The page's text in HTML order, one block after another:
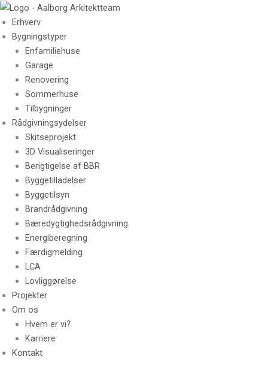
Skip
to
content
Erhverv
Bygningstyper
Enfamiliehuse
Garage
Renovering
Sommerhuse
Tilbygninger
Rådgivningsydelser
Skitseprojekt
3D Visualiseringer
Berigtigelse af BBR
Byggetilladelser
Byggetilsyn
Brandrådgivning
Bæredygtighedsrådgivning
Energiberegning
Færdigmelding
LCA
Lovliggørelse
Projekter
Om os
Hvem er vi?
Karriere
Kontakt